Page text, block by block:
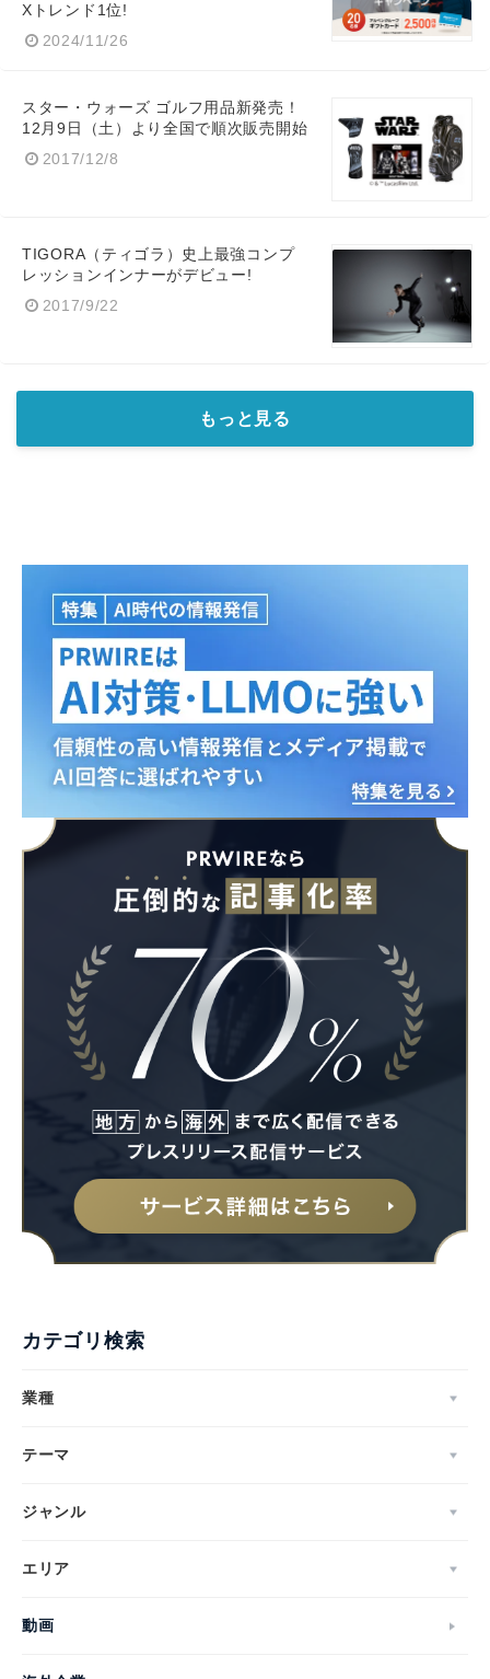
Xトレンド1位!
2024/11/26
スター・ウォーズ ゴルフ用品新発売！
12月9日（土）より全国で順次販売開始
2017/12/8
TIGORA（ティゴラ）史上最強コンプ
レッションインナーがデビュー!
2017/9/22
もっと見る
カテゴリ検索
業種
テーマ
ジャンル
エリア
動画